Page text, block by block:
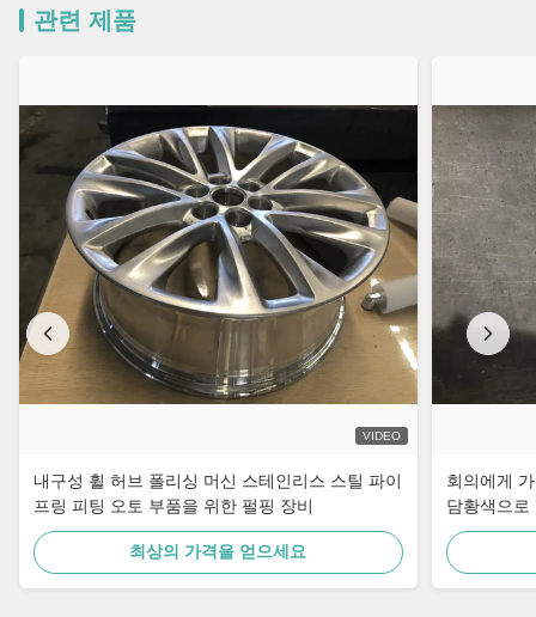
관련 제품
VIDEO
내구성 휠 허브 폴리싱 머신 스테인리스 스틸 파이
프링 피팅 오토 부품을 위한 펄핑 장비
최상의 가격을 얻으세요
회의에게
담황색으로